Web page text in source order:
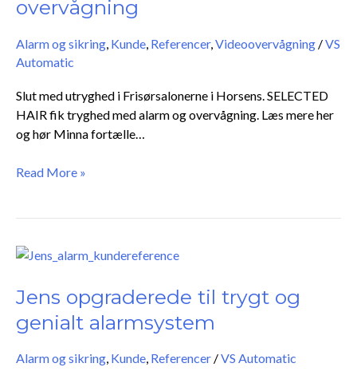
overvågning
Alarm og sikring, Kunde, Referencer,Videoovervågning /VS
Automatic
Slut med utryghed i Frisørsalonerne i Horsens. SELECTED
HAIR fik tryghed med alarm og overvågning. Læs mere her
og hør Minna fortælle…
med
og
overvågning
Read More »
Jens opgraderede til trygt og
genialt alarmsystem
Alarm og sikring, Kunde, Referencer /VS Automatic
Jens
til
og
alarmsystem